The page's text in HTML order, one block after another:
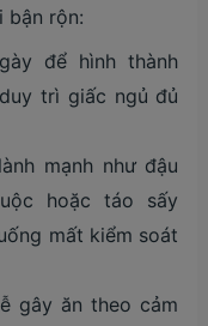
bận rộn:
để hình thành
trì giấc ngủ đủ
mạnh như đậu
hoặc táo sấy
mất kiểm soát
gây ăn theo cảm